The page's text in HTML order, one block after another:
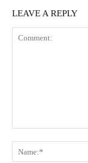
LEAVE A REPLY